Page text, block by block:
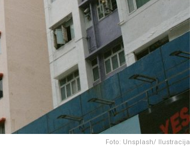
Foto: Unsplash/ Ilustracija